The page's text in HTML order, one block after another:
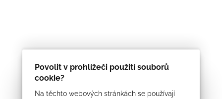
Povolit v prohlížeči použití souborů
cookie?
Na těchto webových stránkách se používají